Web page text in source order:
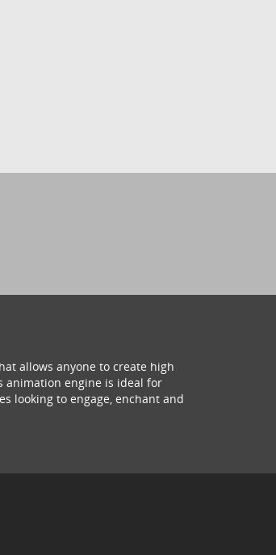
allows anyone to create high
animation engine is ideal for
looking to engage, enchant and